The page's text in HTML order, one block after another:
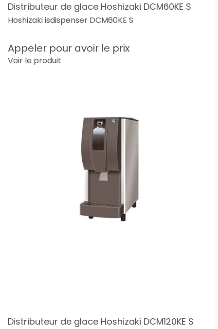
Distributeur de glace Hoshizaki DCM60KE S
Hoshizaki isdispenser DCM60KE S
Appeler pour avoir le prix
Voir le produit
Distributeur de glace Hoshizaki DCM120KE S